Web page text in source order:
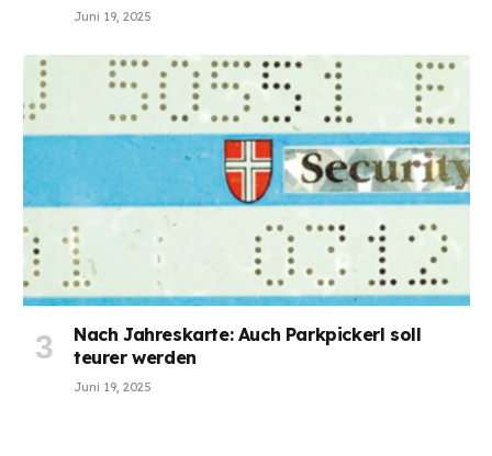
Juni 19, 2025
Nach Jahreskarte: Auch Parkpickerl soll
teurer werden
Juni 19, 2025